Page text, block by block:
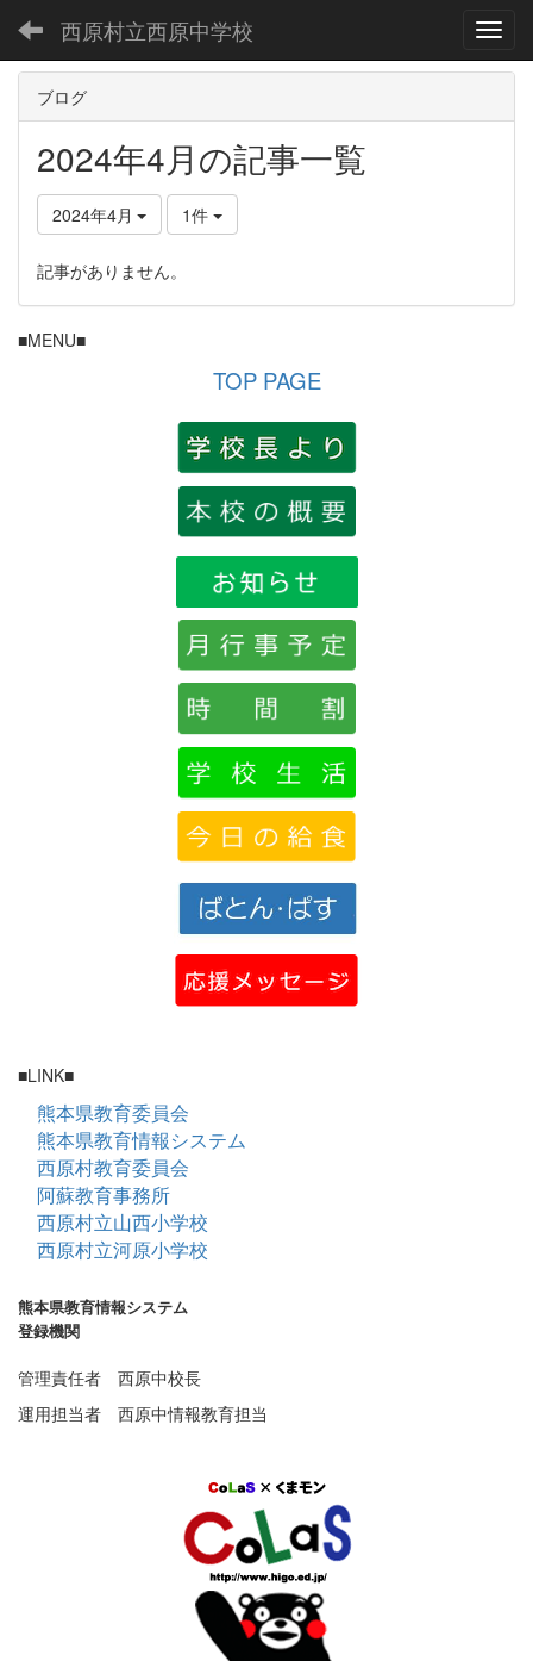
西原村立西原中学校
ブログ
2024年4月の記事一覧
2024年4月 1件
記事がありません。
■MENU■
TOP PAGE
■LINK■
熊本県教育委員会
熊本県教育情報システム
西原村教育委員会
阿蘇教育事務所
西原村立山西小学校
西原村立河原小学校
熊本県教育情報システム
登録機関
管理責任者 西原中校長
運用担当者 西原中情報教育担当